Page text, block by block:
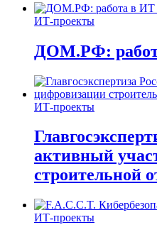
ИТ-проекты
ДОМ.РФ:
ИТ-проекты
активный
строительной
ИТ-проекты